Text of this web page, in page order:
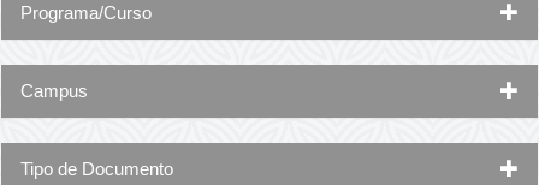
Programa/Curso
Campus
Tipo de Documento